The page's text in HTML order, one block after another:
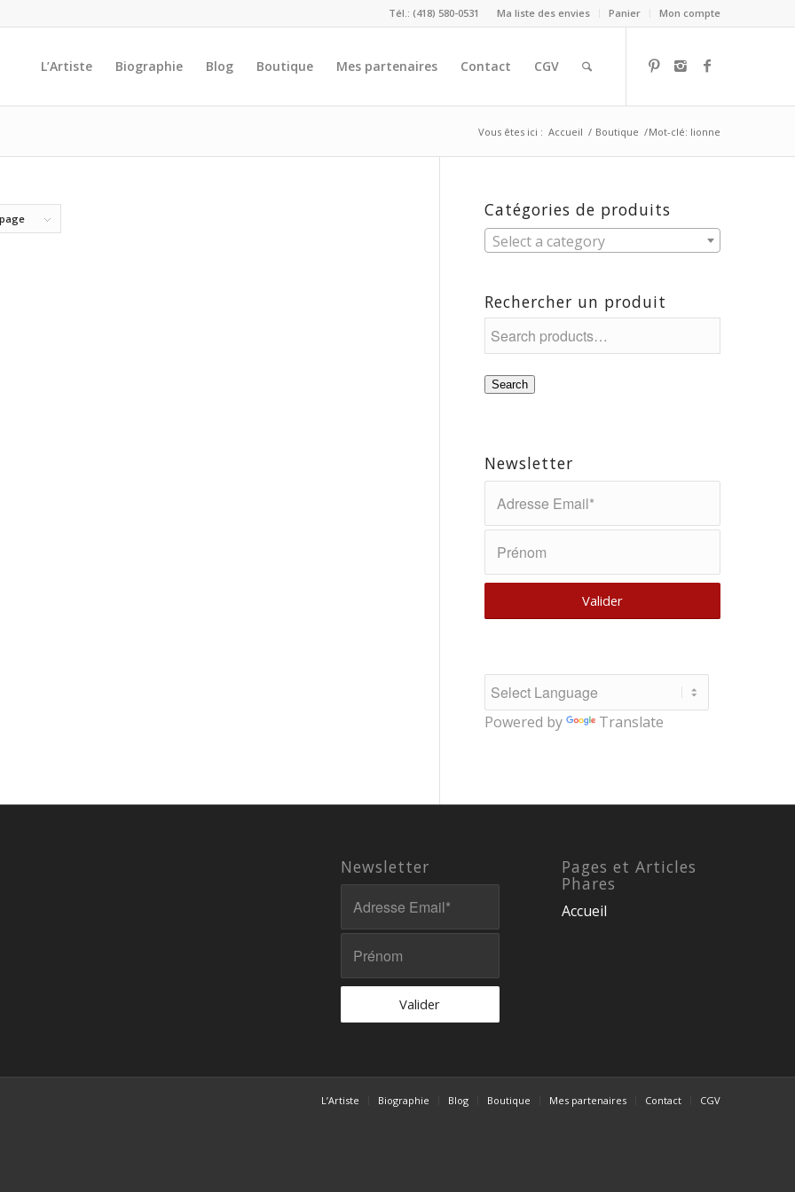
Ma liste des envies Panier Mon compte
Tél.: (418) 580-0531
L’Artiste Biographie Blog Boutique Mes partenaires Contact CGV
Vous êtes ici : Accueil / Boutique /Mot-clé: lionne
Catégories de produits
Select a category
Rechercher un produit
Search
Newsletter
Powered by Translate
Newsletter Pages et Articles
Phares
Accueil
L’Artiste Biographie Blog Boutique Mes partenaires Contact CGV